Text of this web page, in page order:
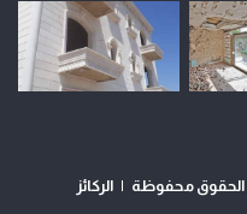
الركائز